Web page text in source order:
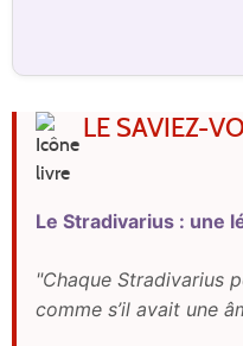
LE SAVIEZ-
Le Stradivarius : une
"Chaque Stradivarius
comme s’il avait une